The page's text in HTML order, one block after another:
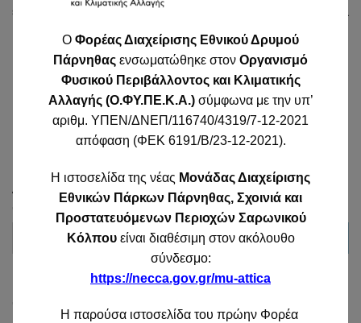
ΑΝΑΖΉΤΗΣΗ
ΚΑΤΗΓΟΡΊΕΣ
ενημερώνονται τα τοπικά Δασαρχεία, Πάρνηθας και
Καπανδριτίου, με σχετικά έγγραφα.
O Φορέας Διαχείρισης Εθνικού Δρυμού
Πάρνηθας ενσωματώθηκε στον Οργανισμό
Φυσικού Περιβάλλοντος και Κλιματικής
Αλλαγής (Ο.ΦΥ.ΠΕ.Κ.Α.)σύμφωνα με την υπ’
αριθμ. ΥΠΕΝ/ΔΝΕΠ/116740/4319/7-12-2021
απόφαση (ΦΕΚ 6191/Β/23-12-2021).
Η ιστοσελίδα της νέας Μονάδας Διαχείρισης
Εθνικών Πάρκων Πάρνηθας, Σχοινιά και
Προστατευόμενων Περιοχών Σαρωνικού
Κόλπου είναι διαθέσιμη στον ακόλουθο
σύνδεσμο:
https://necca.gov.gr/mu-attica
Η παρούσα ιστοσελίδα του πρώην Φορέα